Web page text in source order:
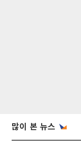
많이 본 뉴스